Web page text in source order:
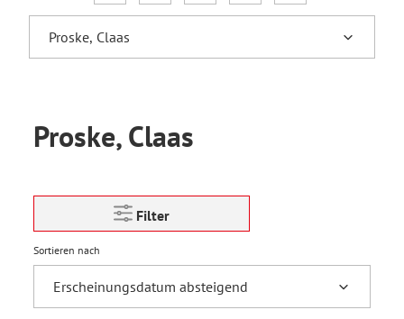
Proske, Claas
Filter
Sortieren nach